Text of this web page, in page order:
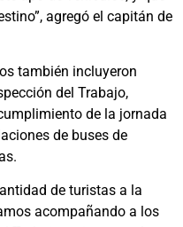
agregó el capitán de
también incluyeron
del Trabajo,
de la jornada
de buses de
de turistas a la
acompañando a los